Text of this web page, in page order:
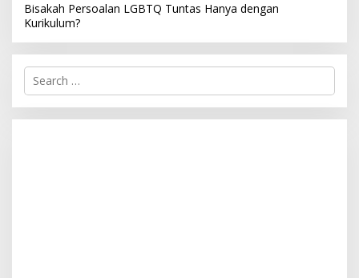
Bisakah Persoalan LGBTQ Tuntas Hanya dengan
Kurikulum?
S
r